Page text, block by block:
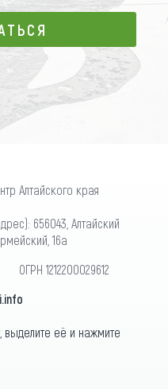
Алтайского края
656043, Алтайский
16а
1212200029612
выделите её и нажмите